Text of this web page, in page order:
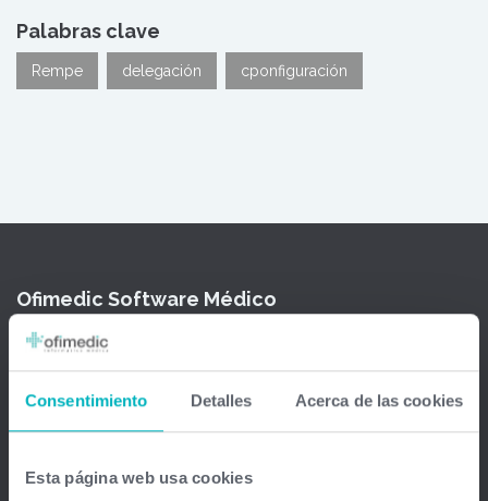
Consentimiento Detalles Acerca de las cookies
Esta página web usa cookies
Palabras clave
Rempe delegación cponfiguración
Ofimedic Software Médico
Barcelona - Madrid - Sevilla - Guipuzkoa - Vizcaya - Valencia -
info@ofimedic.com
Empresa